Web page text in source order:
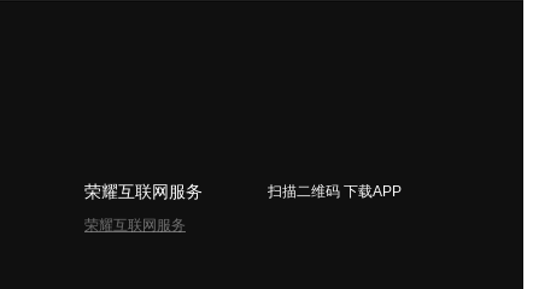
荣耀互联网服务
荣耀互联网服务
扫描二维码 下载APP